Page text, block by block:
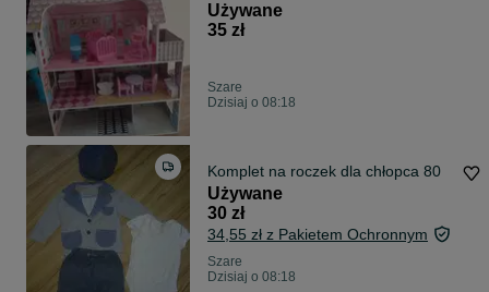
Używane
35 zł
Szare
Dzisiaj o 08:18
Komplet na roczek dla chłopca 80
Używane
30 zł
34,55 zł z Pakietem Ochronnym
Szare
Dzisiaj o 08:18